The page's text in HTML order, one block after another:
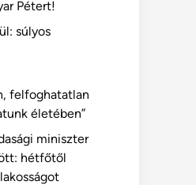
Pétert!
súlyos
felfoghatatlan
életében”
miniszter
hétfőtől